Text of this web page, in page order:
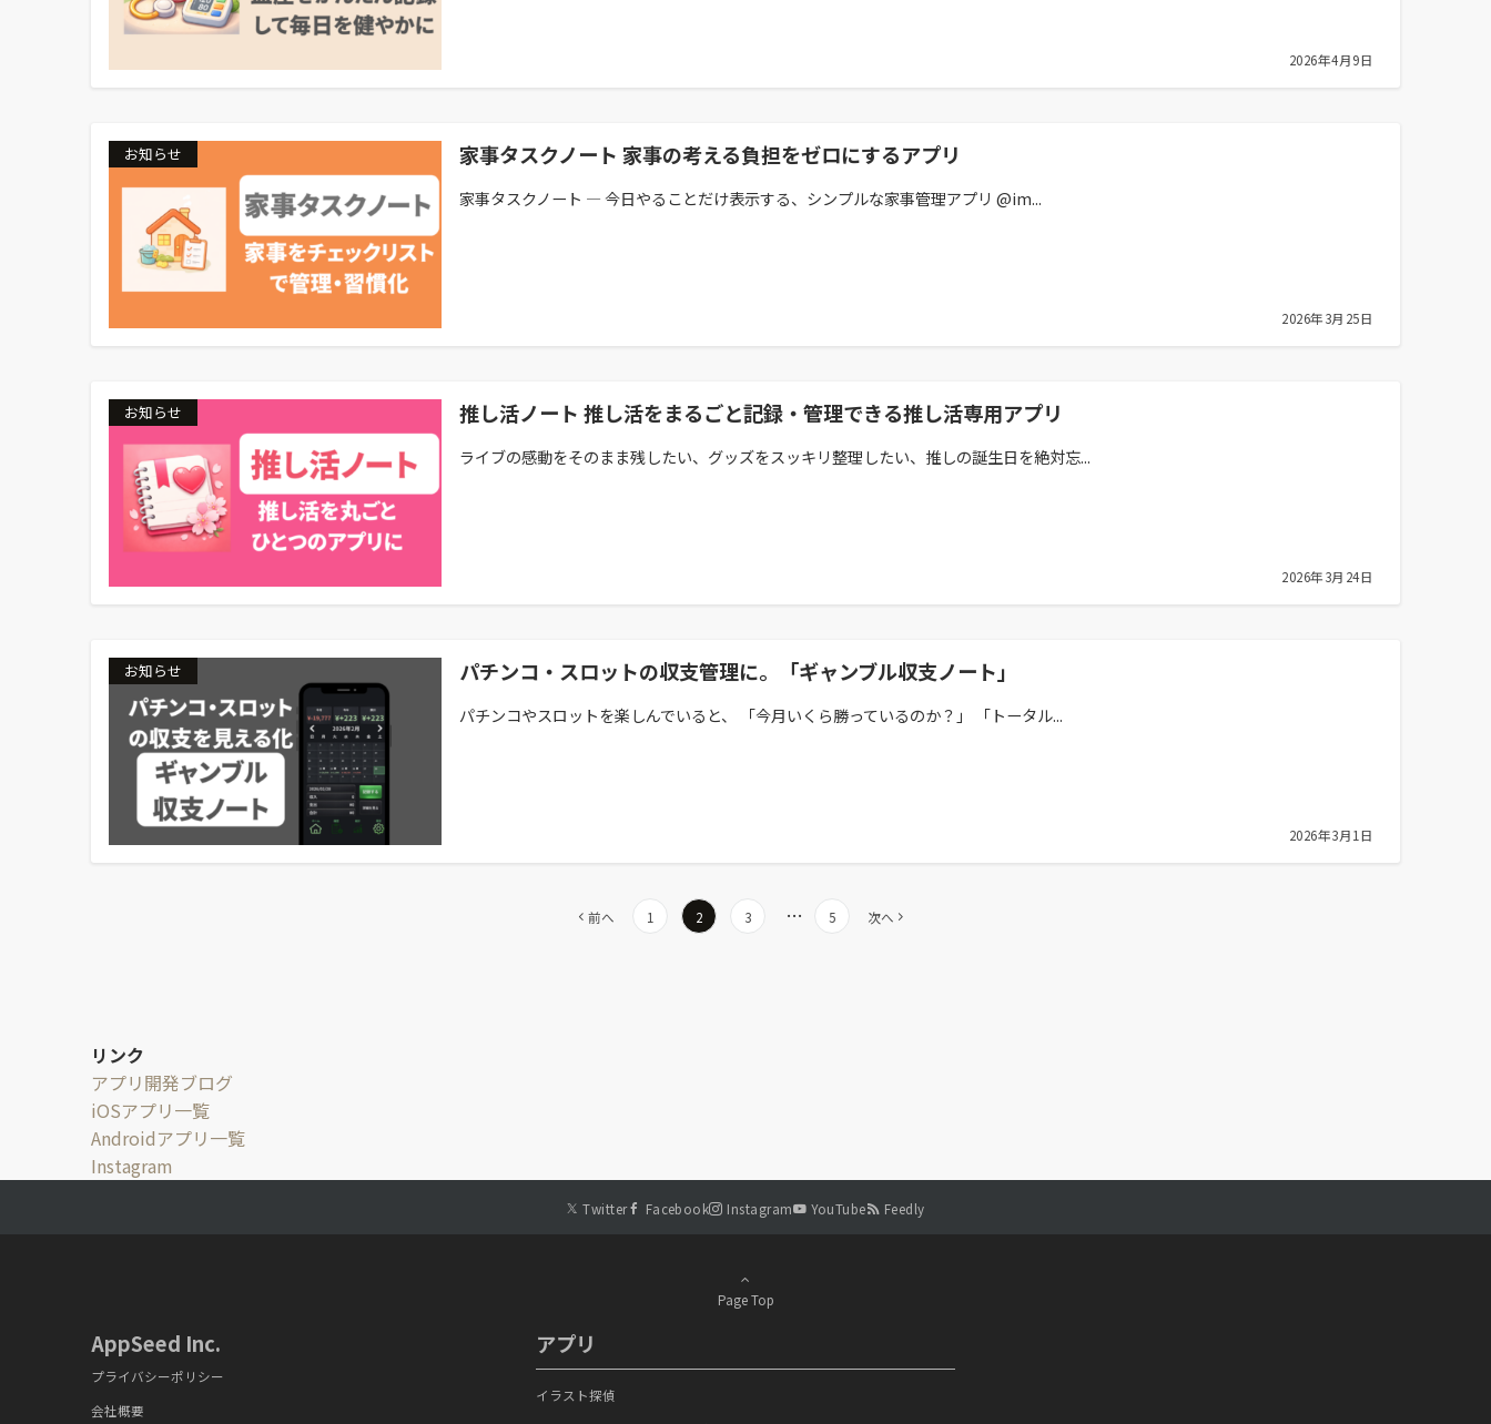
2026年4月9日
お知らせ 家事タスクノート 家事の考える負担をゼロにするアプリ
家事タスクノート — 今日やることだけ表示する、シンプルな家事管理アプリ @im...
2026年3月25日
お知らせ 推し活ノート 推し活をまるごと記録・管理できる推し活専用アプリ
ライブの感動をそのまま残したい、グッズをスッキリ整理したい、推しの誕生日を絶対忘...
2026年3月24日
お知らせ パチンコ・スロットの収支管理に。「ギャンブル収支ノート」
パチンコやスロットを楽しんでいると、 「今月いくら勝っているのか？」 「トータル...
2026年3月1日
ジ
送
り
前へ 1 2 3 … 5 次へ
リンク
アプリ開発ブログ
iOSアプリ一覧
Androidアプリ一覧
Instagram
Twitter Facebook Instagram YouTube Feedly
Page Top
AppSeed Inc.
プライバシーポリシー
会社概要
アプリ
イラスト探偵